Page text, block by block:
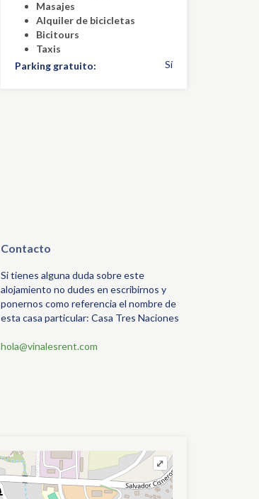
Masajes
Alquiler de bicicletas
Bicitours
Taxis
Parking gratuito:
Sí
Contacto
Si tienes alguna duda sobre este
alojamiento no dudes en escribirnos y
ponernos como referencia el nombre de
esta casa particular: Casa Tres Naciones
hola@vinalesrent.com
⤢